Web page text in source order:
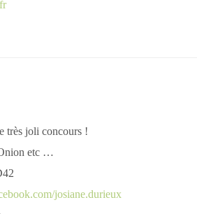
très joli concours !
etc …
josiane.durieux